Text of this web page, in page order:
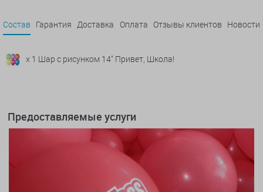
Состав Гарантия Доставка Оплата Отзывы клиентов Новости
x 1 Шар с рисунком 14" Привет, Школа!
Предоставляемые услуги